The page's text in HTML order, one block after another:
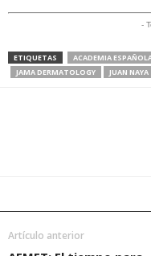
-
ETIQUETAS ACADEMIA
JAMA DERMATOLOGY
JUAN NAYA
Artículo anterior